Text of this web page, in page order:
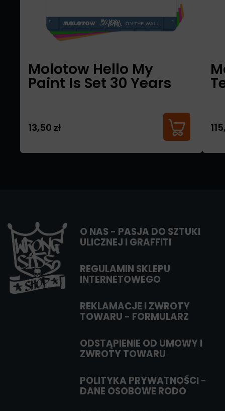
Molotow Hello My
Paint Is Set 30 Years
13,50 zł
O NAS - PASJA DO SZTUKI
ULICZNEJ I GRAFFITI
REGULAMIN SKLEPU
INTERNETOWEGO
REKLAMACJE I ZWROTY
TOWARU - FORMULARZ
ODSTĄPIENIE OD UMOWY I
ZWROTY TOWARU
POLITYKA PRYWATNOŚCI -
DANE OSOBOWE RODO